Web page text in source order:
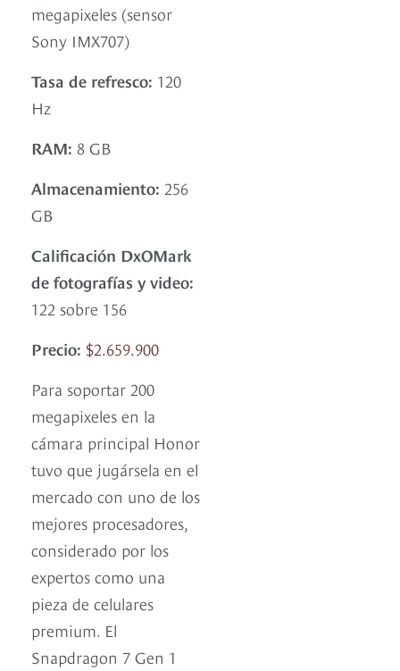
megapixeles (sensor
Sony IMX707)
Tasa de refresco: 120
Hz
RAM: 8 GB
Almacenamiento: 256
GB
Calificación DxOMark
de fotografías y video:
122 sobre 156
Precio: $2.659.900
Para soportar 200
megapixeles en la
cámara principal Honor
tuvo que jugársela en el
mercado con uno de los
mejores procesadores,
considerado por los
expertos como una
pieza de celulares
premium. El
Snapdragon 7 Gen 1